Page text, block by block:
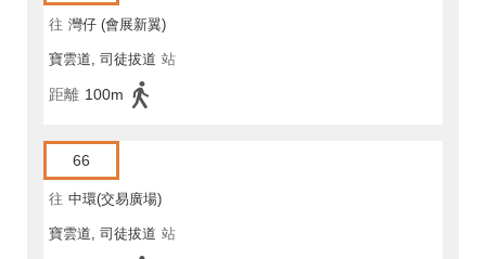
往 灣仔 (會展新翼)
寶雲道, 司徒拔道 站
距離 100m
66
往 中環(交易廣場)
寶雲道, 司徒拔道 站